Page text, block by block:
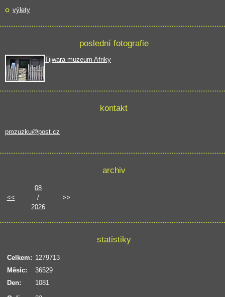
výlety
poslední fotografie
Tijwara muzeum Afriky
kontakt
prozuzku@post.cz
archiv
<<
08
/
2026
>>
statistiky
Celkem: 1279713
Měsíc:
36529
Den:
1081